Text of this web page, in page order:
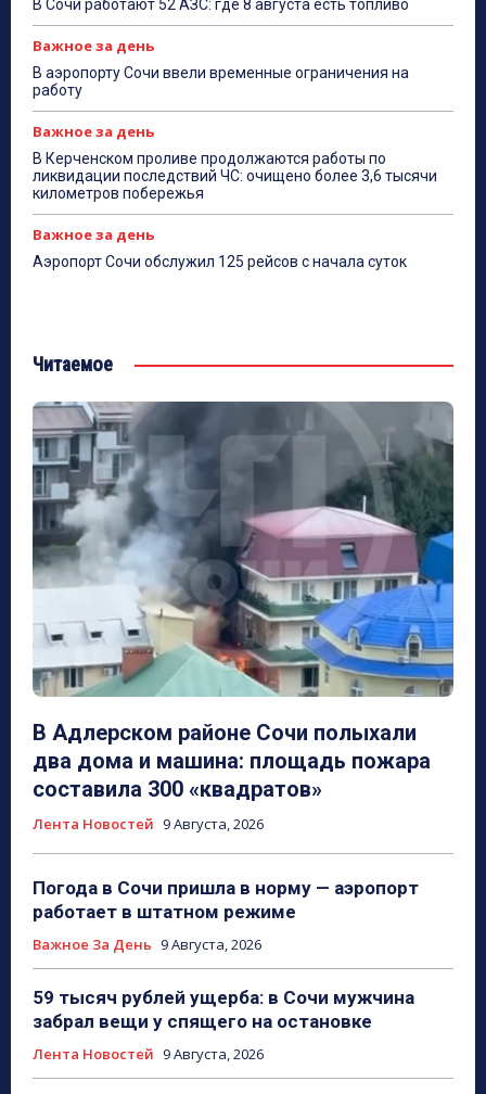
В Сочи работают 52 АЗС: где 8 августа есть топливо
Важное за день
В аэропорту Сочи ввели временные ограничения на
работу
Важное за день
В Керченском проливе продолжаются работы по
ликвидации последствий ЧС: очищено более 3,6 тысячи
километров побережья
Важное за день
Аэропорт Сочи обслужил 125 рейсов с начала суток
Читаемое
В Адлерском районе Сочи полыхали
два дома и машина: площадь пожара
составила 300 «квадратов»
Лента Новостей 9 Августа, 2026
Погода в Сочи пришла в норму — аэропорт
работает в штатном режиме
Важное За День 9 Августа, 2026
59 тысяч рублей ущерба: в Сочи мужчина
забрал вещи у спящего на остановке
Лента Новостей 9 Августа, 2026